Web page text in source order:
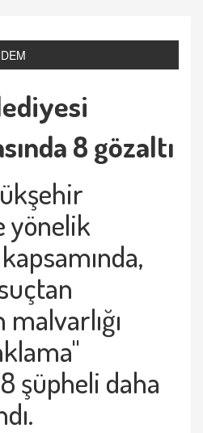
8 gözaltı
yönelik
şüpheli daha